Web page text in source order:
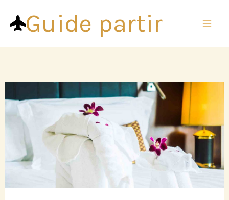
contenuGuide partir